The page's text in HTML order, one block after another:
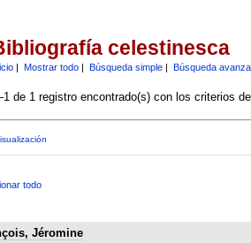
celestinesca
| Mostrar todo| Búsqueda simple| Búsqueda
de 1 registro encontrado(s) con los criterios
todo
Jéromine